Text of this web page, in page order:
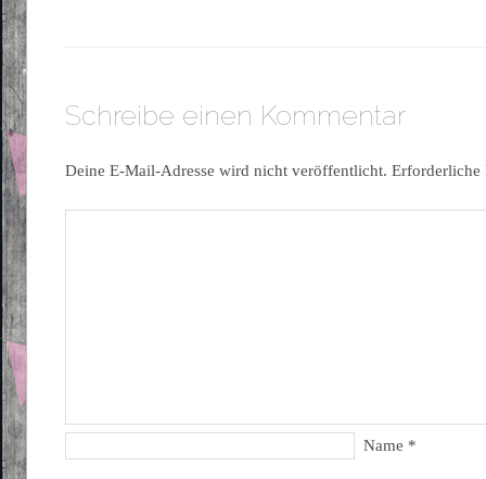
Schreibe einen Kommentar
Deine E-Mail-Adresse wird nicht veröffentlicht.
Name *